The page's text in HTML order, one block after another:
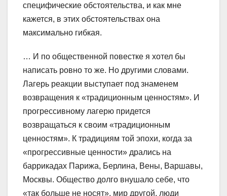
специфические обстоятельства, и как мне
кажется, в этих обстоятельствах она
максимально гибкая.
… И по общественной повестке я хотел бы
написать ровно то же. Но другими словами.
Лагерь реакции выступает под знаменем
возвращения к «традиционным ценностям». И
прогрессивному лагерю придется
возвращаться к своим «традиционным
ценностям». К традициям той эпохи, когда за
«прогрессивные ценности» дрались на
баррикадах Парижа, Берлина, Вены, Варшавы,
Москвы. Общество долго внушало себе, что
«так больше не носят», мир другой, люди